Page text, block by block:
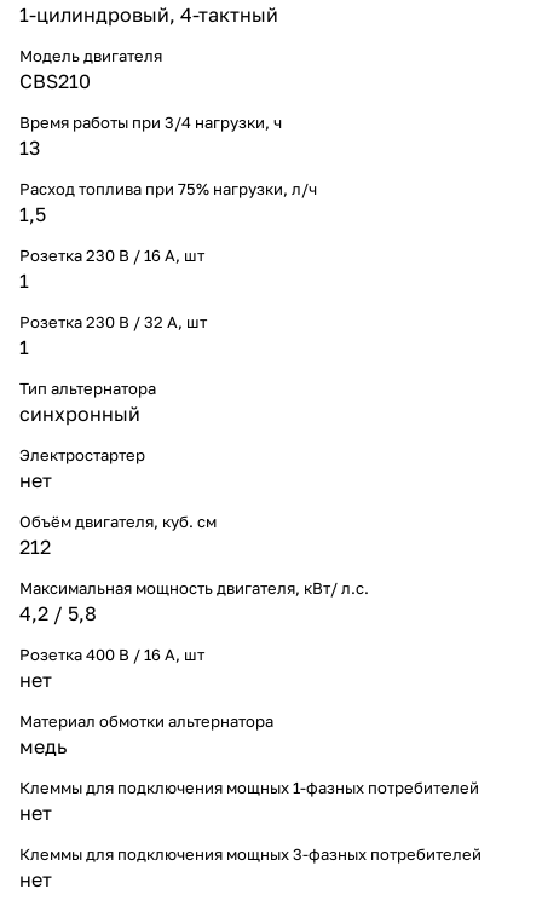
1-цилиндровый, 4-тактный
Модель двигателя
CBS210
Время работы при 3/4 нагрузки, ч
13
Расход топлива при 75% нагрузки, л/ч
1,5
Розетка 230 В / 16 А, шт
1
Розетка 230 В / 32 А, шт
1
Тип альтернатора
синхронный
Электростартер
нет
Объём двигателя, куб. см
212
Максимальная мощность двигателя, кВт/ л.с.
4,2 / 5,8
Розетка 400 В / 16 А, шт
нет
Материал обмотки альтернатора
медь
Клеммы для подключения мощных 1-фазных потребителей
нет
Клеммы для подключения мощных 3-фазных потребителей
нет